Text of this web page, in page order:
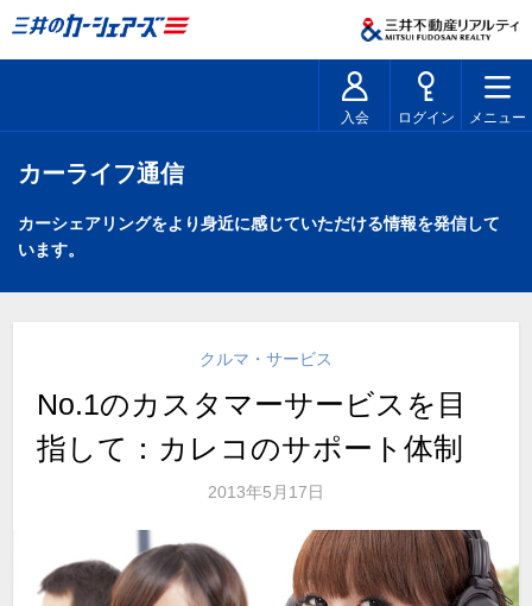
入会 ログイン メニュー
カーライフ通信
カーシェアリングをより身近に感じていただける情報を発信して
います。
クルマ・サービス
No.1のカスタマーサービスを目
指して：カレコのサポート体制
2013年5月17日